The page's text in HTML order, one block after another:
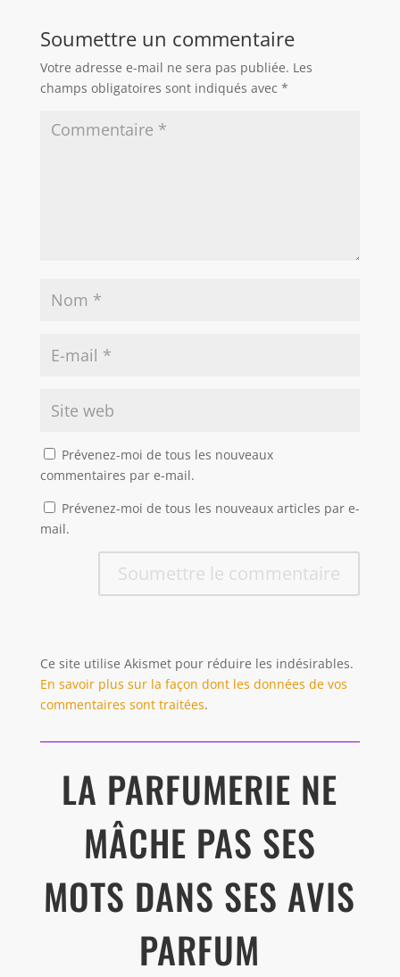
Soumettre un commentaire
Votre adresse e-mail ne sera pas publiée. Les
champs obligatoires sont indiqués avec *
Prévenez-moi de tous les nouveaux
commentaires par e-mail.
Prévenez-moi de tous les nouveaux articles par e-
mail.
Soumettre le commentaire
Ce site utilise Akismet pour réduire les indésirables.
En savoir plus sur la façon dont les données de vos
commentaires sont traitées.
LA PARFUMERIE NE
MÂCHE PAS SES
MOTS DANS SES AVIS
PARFUM